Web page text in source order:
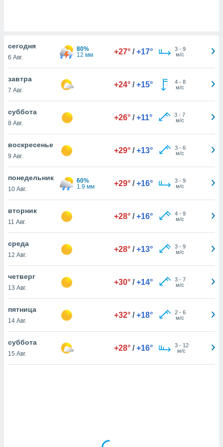
рекламу
основе.
нашей
cookie
нашего
ВЫ
нашим
мы
что
cегодня
6 Авг.
80%
12 мм
+27° / +17° 3- 9
м/с
завтра
7 Авг.
+24° / +15° 4- 8
м/с
суббота
8 Авг.
+26° / +11° 3 -7
м/с
воскресенье
9 Авг.
+29° / +13° 3- 6
м/с
понедельник
10 Авг.
60%
1.9 мм
+29° / +16° 3- 9
м/с
вторник
11 Авг.
+28° / +16° 4- 9
м/с
среда
12 Авг.
+28° / +13° 3- 9
м/с
четверг
13 Авг.
+30° / +14° 3- 7
м/с
пятница
14 Авг.
+32° / +18° 2- 6
м/с
суббота
15 Авг.
+28° / +16° 3- 12
м/с